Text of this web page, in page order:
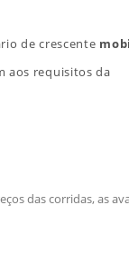
de crescente
aos requisitos da
das corridas, as